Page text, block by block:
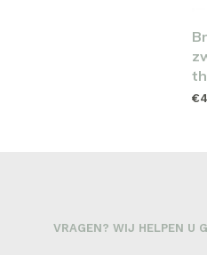
€
VRAGEN? WIJ HELPEN U